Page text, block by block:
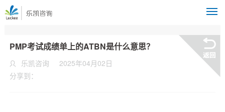
PMP考试成绩单上的ATBN是什么意思？
乐凯咨询
2025年04月02日
分享到：